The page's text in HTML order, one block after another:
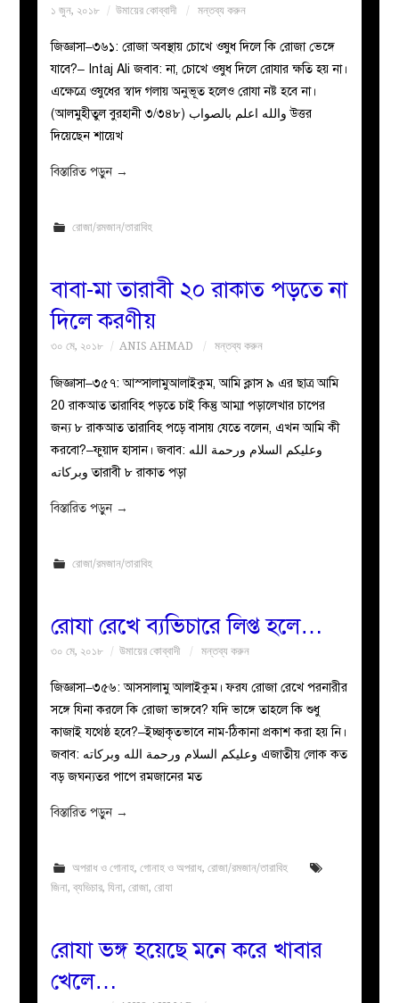
১ জুন, ২০১৮ উমায়ের কোব্বাদী মন্তব্য করুন
জিজ্ঞাসা–৩৬১: রোজা অবস্থায় চোখে ওষুধ দিলে কি রোজা ভেঙ্গে
যাবে?– Intaj Ali জবাব: না, চোখে ওষুধ দিলে রোযার ক্ষতি হয় না।
এক্ষেত্রে ওষুধের স্বাদ গলায় অনুভূত হলেও রোযা নষ্ট হবে না।
(আলমুহীতুল বুরহানী ৩/৩৪৮) والله اعلم بالصواب উত্তর
দিয়েছেন শায়েখ
বিস্তারিত পড়ুন →
রোজা/রমজান/তারাবিহ
বাবা-মা তারাবী ২০ রাকাত পড়তে না
দিলে করণীয়
৩০ মে, ২০১৮ ANIS AHMAD মন্তব্য করুন
জিজ্ঞাসা–৩৫৭: আস্সালামুআলাইকুম, আমি ক্লাস ৯ এর ছাত্র আমি
20 রাকআত তারাবিহ পড়তে চাই কিন্তু আম্মা পড়ালেখার চাপের
জন্য ৮ রাকআত তারাবিহ পড়ে বাসায় যেতে বলেন, এখন আমি কী
করবো?–ফুয়াদ হাসান। জবাব: وعليكم السلام ورحمة الله
وبركاته তারাবী ৮ রাকাত পড়া
বিস্তারিত পড়ুন →
রোজা/রমজান/তারাবিহ
রোযা রেখে ব্যভিচারে লিপ্ত হলে…
৩০ মে, ২০১৮ উমায়ের কোব্বাদী মন্তব্য করুন
জিজ্ঞাসা–৩৫৬: আসসালামু আলাইকুম। ফরয রোজা রেখে পরনারীর
সঙ্গে যিনা করলে কি রোজা ভাঙ্গবে? যদি ভাঙ্গে তাহলে কি শুধু
কাজাই যথেষ্ঠ হবে?–ইচ্ছাকৃতভাবে নাম-ঠিকানা প্রকাশ করা হয় নি।
জবাব: وعليكم السلام ورحمة الله وبركاته এজাতীয় লোক কত
বড় জঘন্যতর পাপে রমজানের মত
বিস্তারিত পড়ুন →
অপরাধ ও গোনাহ, গোনাহ ও অপরাধ, রোজা/রমজান/তারাবিহ
জিনা,ব্যভিচার,যিনা,রোজা,রোযা
রোযা ভঙ্গ হয়েছে মনে করে খাবার
খেলে…